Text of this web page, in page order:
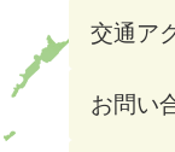
交通ア
お問い